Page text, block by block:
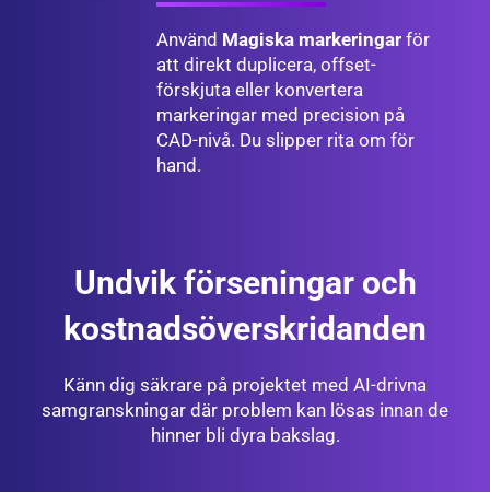
Använd Magiska markeringarför
att direkt duplicera, offset-
förskjuta eller konvertera
markeringar med precision på
CAD-nivå. Du slipper rita om för
hand.
Undvik förseningar och
kostnadsöverskridanden
Känn dig säkrare på projektet med AI-drivna
samgranskningar där problem kan lösas innan de
hinner bli dyra bakslag.